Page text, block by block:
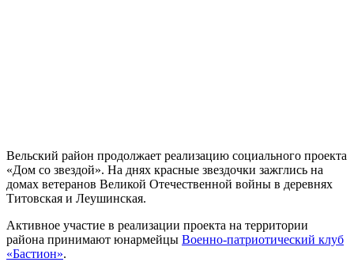
Вельский район продолжает реализацию социального проекта
«Дом со звездой». На днях красные звездочки зажглись на
домах ветеранов Великой Отечественной войны в деревнях
Титовская и Леушинская.
Активное участие в реализации проекта на территории
района принимают юнармейцы Военно-патриотический клуб
«Бастион».